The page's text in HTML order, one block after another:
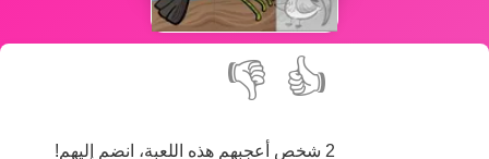
👍
👎
2 شخص أعجبهم هذه اللعبة، انضم إليهم!